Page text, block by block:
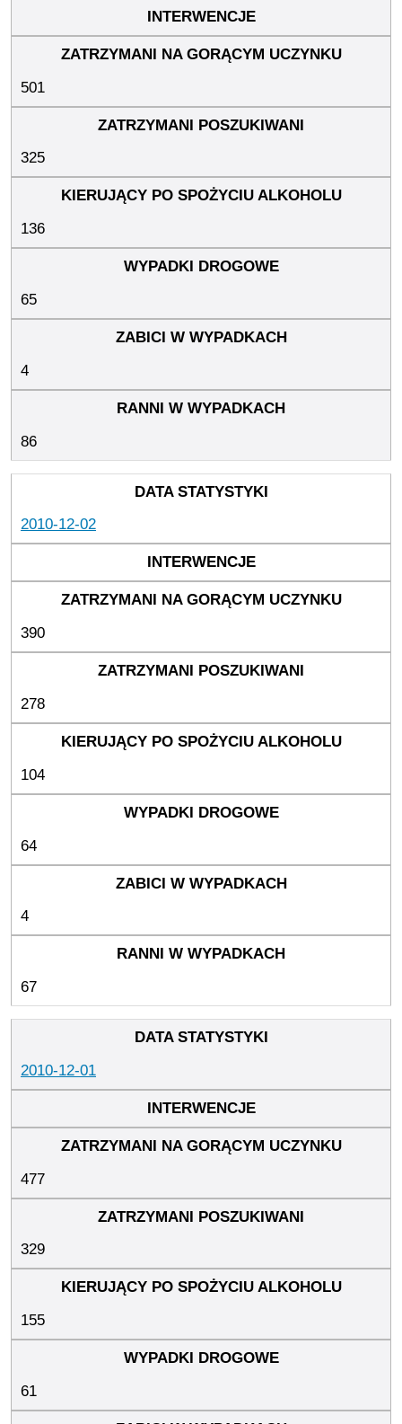
501
325
136
65
4
86
2010-12-02
390
278
104
64
4
67
2010-12-01
477
329
155
61